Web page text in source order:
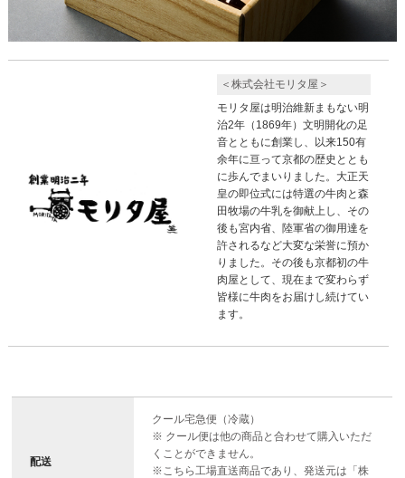
＜株式会社モリタ屋＞
モリタ屋は明治維新まもない明
治2年（1869年）文明開化の足
音とともに創業し、以来150有
余年に亘って京都の歴史ととも
に歩んでまいりました。大正天
皇の即位式には特選の牛肉と森
田牧場の牛乳を御献上し、その
後も宮内省、陸軍省の御用達を
許されるなど大変な栄誉に預か
りました。その後も京都初の牛
肉屋として、現在まで変わらず
皆様に牛肉をお届けし続けてい
ます。
配送
クール宅急便（冷蔵）
※ クール便は他の商品と合わせて購入いただ
くことができません。
※こちら工場直送商品であり、発送元は「株